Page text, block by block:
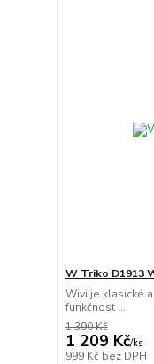
W Triko D1913
Wivi je klasické
funkčnost ...
1 390 Kč
1 209 Kč/ks
999 Kč bez DPH